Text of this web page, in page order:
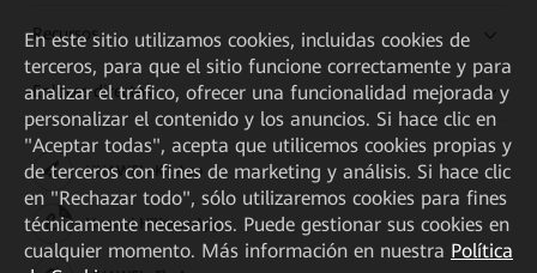
Recursos
Enlaces directos
HUAWEI eKit App
Huawei HiKnow App
En este sitio utilizamos cookies, incluidas cookies de
terceros, para que el sitio funcione correctamente y para
analizar el tráfico, ofrecer una funcionalidad mejorada y
personalizar el contenido y los anuncios. Si hace clic en
"Aceptar todas", acepta que utilicemos cookies propias y
de terceros con fines de marketing y análisis. Si hace clic
en "Rechazar todo", sólo utilizaremos cookies para fines
técnicamente necesarios. Puede gestionar sus cookies en
cualquier momento. Más información en nuestra Política